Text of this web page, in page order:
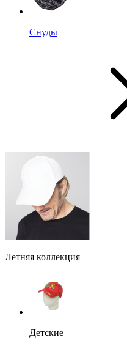
Снуды
Летняя коллекция
Детские